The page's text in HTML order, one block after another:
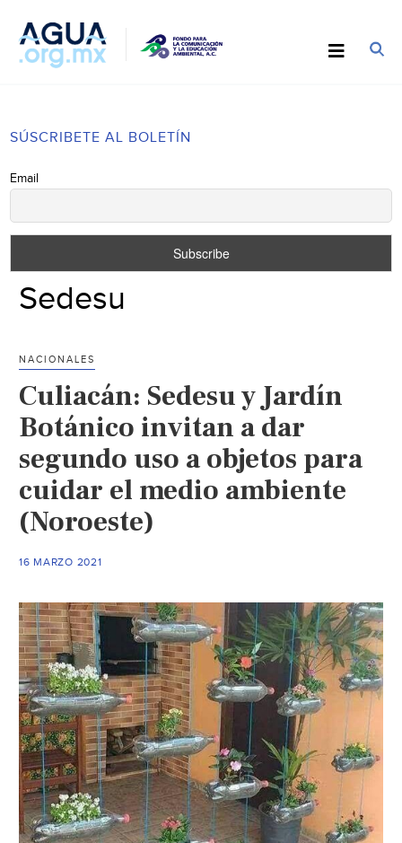
SÚSCRIBETE AL BOLETÍN
Email
Sedesu
NACIONALES
Culiacán: Sedesu y Jardín
Botánico invitan a dar
segundo uso a objetos para
cuidar el medio ambiente
(Noroeste)
16 MARZO 2021